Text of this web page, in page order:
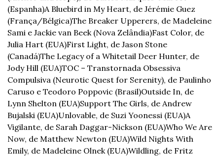
(Espanha)A Bluebird in My Heart, de Jérémie Guez
(França/Bélgica)The Breaker Upperers, de Madeleine
Sami e Jackie van Beek (Nova Zelândia)Fast Color, de
Julia Hart (EUA)First Light, de Jason Stone
(Canadá)The Legacy of a Whitetail Deer Hunter, de
Jody Hill (EUA)TOC – Transtornada Obsessiva
Compulsiva (Neurotic Quest for Serenity), de Paulinho
Caruso e Teodoro Poppovic (Brasil)Outside In, de
Lynn Shelton (EUA)Support The Girls, de Andrew
Bujalski (EUA)Unlovable, de Suzi Yoonessi (EUA)A
Vigilante, de Sarah Daggar-Nickson (EUA)Who We Are
Now, de Matthew Newton (EUA)Wild Nights With
Emily, de Madeleine Olnek (EUA)Wildling, de Fritz